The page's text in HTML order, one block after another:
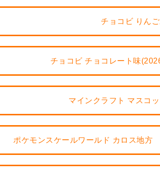
チョコビ りん
チョコビ チョコレート味
マインクラフト マスコ
ポケモンスケールワールド カロス地方